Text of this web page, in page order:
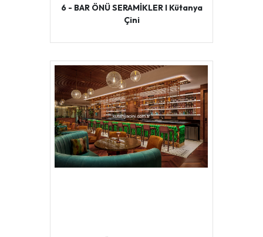
6 - BAR ÖNÜ SERAMİKLER I Kütanya
Çini